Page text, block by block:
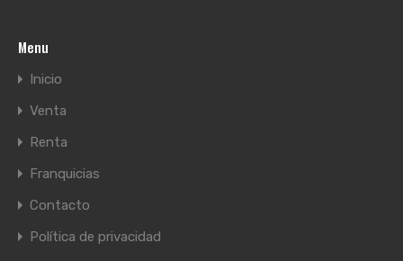
Menu
Inicio
Venta
Renta
Franquicias
Contacto
Política de privacidad